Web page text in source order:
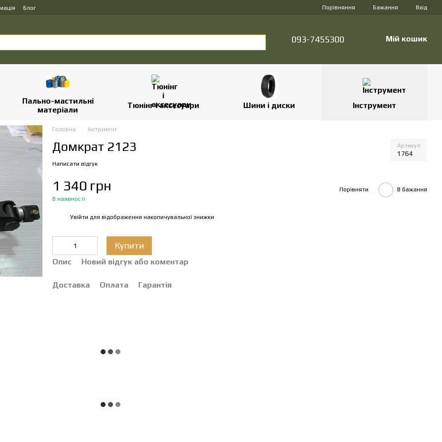
Блог Порівняння Бажання Вхід
093-7455300 Мій кошик
Пально-мастильні
матеріали
Тюнінг і аксесуари Шини і диски Інструмент
Головна Інструмент
Домкрат 2123 Артикул
1764
Написати відгук
1 340 грн
В наявності
Порівняти В бажання
Увійти для відображення накопичувальної знижки
Купити
Опис Новий відгук або коментар
Доставка Оплата Гарантія